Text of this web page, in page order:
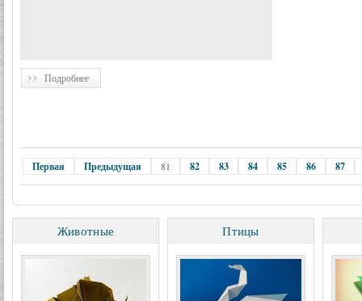
Подробнее
Первая Предыдущая 81 82 83 84 85 86 87
Животные Птицы